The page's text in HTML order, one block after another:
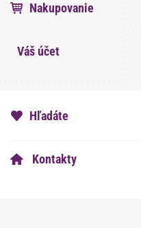
Nakupovanie
Váš účet
Hľadáte
Kontakty